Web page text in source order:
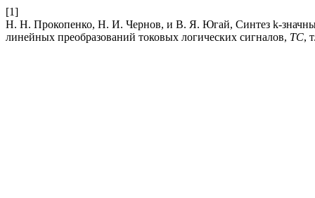
[1]
Н. Н. Прокопенко, Н. И. Чернов, и В. Я. Югай, Синтез k-
линейных преобразований токовых логических сигналов, ТС,